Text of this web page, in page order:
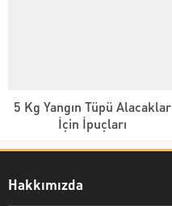
5 Kg Yangın Tüpü Alacaklar
İçin İpuçları
Hakkımızda